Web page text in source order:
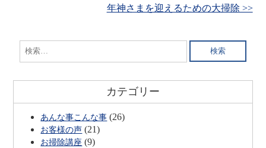
年神さまを迎えるための大掃除 >>
検
索:
カテゴリー
あんな事こんな事 (26)
お客様の声 (21)
お掃除講座 (9)